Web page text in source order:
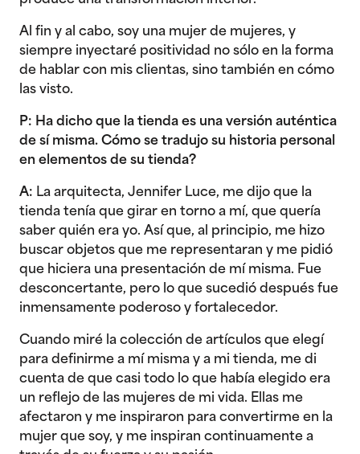
Al fin y al cabo, soy una mujer de mujeres, y
siempre inyectaré positividad no sólo en la forma
de hablar con mis clientas, sino también en cómo
las visto.
P: Ha dicho que la tienda es una versión auténtica
de sí misma. Cómo se tradujo su historia personal
en elementos de su tienda?
A: La arquitecta, Jennifer Luce, me dijo que la
tienda tenía que girar en torno a mí, que quería
saber quién era yo. Así que, al principio, me hizo
buscar objetos que me representaran y me pidió
que hiciera una presentación de mí misma. Fue
desconcertante, pero lo que sucedió después fue
inmensamente poderoso y fortalecedor.
Cuando miré la colección de artículos que elegí
para definirme a mí misma y a mi tienda, me di
cuenta de que casi todo lo que había elegido era
un reflejo de las mujeres de mi vida. Ellas me
afectaron y me inspiraron para convertirme en la
mujer que soy, y me inspiran continuamente a